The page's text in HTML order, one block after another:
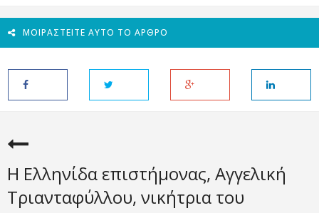
ΜΟΙΡΑΣΤΕΊΤΕ ΑΥΤΌ ΤΟ ΆΡΘΡΟ
Η Ελληνίδα επιστήμονας, Αγγελική
Τριανταφύλλου, νικήτρια του